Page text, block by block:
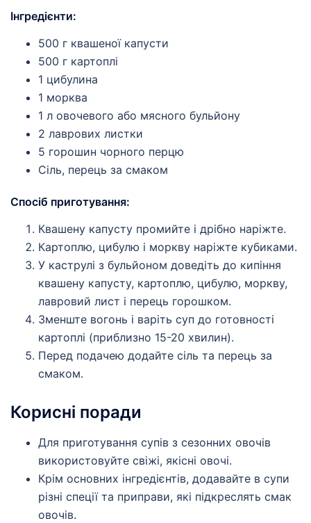
Інгредієнти:
500 г квашеної капусти
500 г картоплі
1 цибулина
1 морква
1 л овочевого або мясного бульйону
2 лаврових листки
5 горошин чорного перцю
Сіль, перець за смаком
Спосіб приготування:
Квашену капусту промийте і дрібно наріжте.
Картоплю, цибулю і моркву наріжте кубиками.
У каструлі з бульйоном доведіть до кипіння
квашену капусту, картоплю, цибулю, моркву,
лавровий лист і перець горошком.
Зменште вогонь і варіть суп до готовності
картоплі (приблизно 15-20 хвилин).
Перед подачею додайте сіль та перець за
смаком.
Корисні поради
Для приготування супів з сезонних овочів
використовуйте свіжі, якісні овочі.
Крім основних інгредієнтів, додавайте в супи
різні спеції та приправи, які підкреслять смак
овочів.